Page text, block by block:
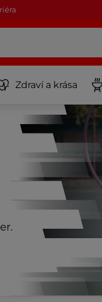
Zdraví a krása